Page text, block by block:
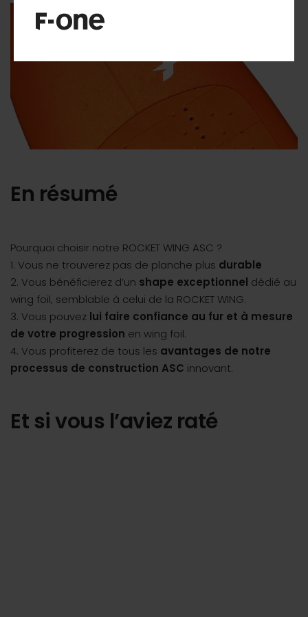
En résumé
Pourquoi choisir notre ROCKET WING ASC ?
1. Vous ne trouverez pas de planche plus durable
2. Vous bénéficierez d’un shape exceptionnel dédié au
wing foil, semblable à celui de la ROCKET WING.
3. Vous pouvez lui faire confiance au fur et à mesure
de votre progression en wing foil.
4. Vous profiterez de tous les avantages de notre
processus de construction ASC innovant.
Et si vous l’aviez raté